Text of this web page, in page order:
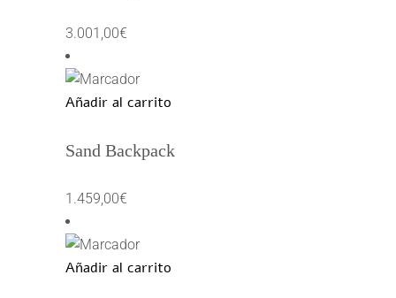
3.001,00€
Añadir al carrito
Sand Backpack
1.459,00€
Añadir al carrito